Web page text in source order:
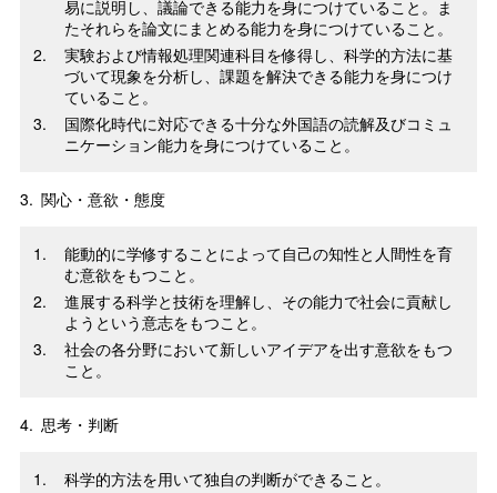
易に説明し、議論できる能力を身につけていること。ま
たそれらを論文にまとめる能力を身につけていること。
実験および情報処理関連科目を修得し、科学的方法に基
づいて現象を分析し、課題を解決できる能力を身につけ
ていること。
国際化時代に対応できる十分な外国語の読解及びコミュ
ニケーション能力を身につけていること。
3. 関心・意欲・態度
能動的に学修することによって自己の知性と人間性を育
む意欲をもつこと。
進展する科学と技術を理解し、その能力で社会に貢献し
ようという意志をもつこと。
社会の各分野において新しいアイデアを出す意欲をもつ
こと。
4. 思考・判断
科学的方法を用いて独自の判断ができること。